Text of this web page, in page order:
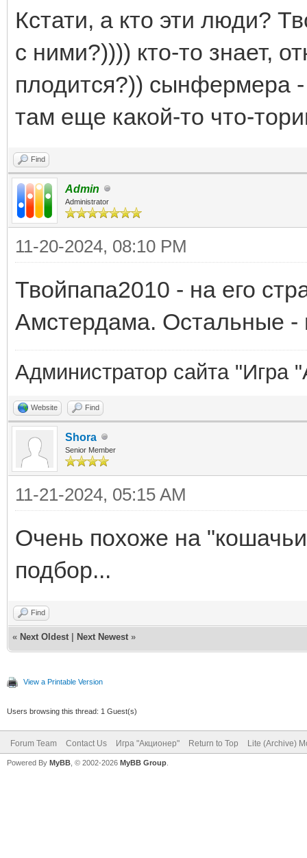
Кстати, а кто эти люди?
с ними?)))) кто-то знает,
плодится?)) сынфермера
там еще какой-то что-
Find
Admin
Administrator
11-20-2024, 08:10 PM
Твойпапа2010 - на его
Амстердама. Остальные -
Администратор сайта "Игра
Website Find
Shora
Senior Member
11-21-2024, 05:15 AM
Очень похоже на
подбор...
Find
« Next Oldest Next Newest »
View a Printable Version
Users browsing this thread: 1 Guest(s)
Forum Team Contact Us Игра "Акционер" Return to Top Lite (Archive)
Powered By MyBB , © 2002-2026 MyBB Group